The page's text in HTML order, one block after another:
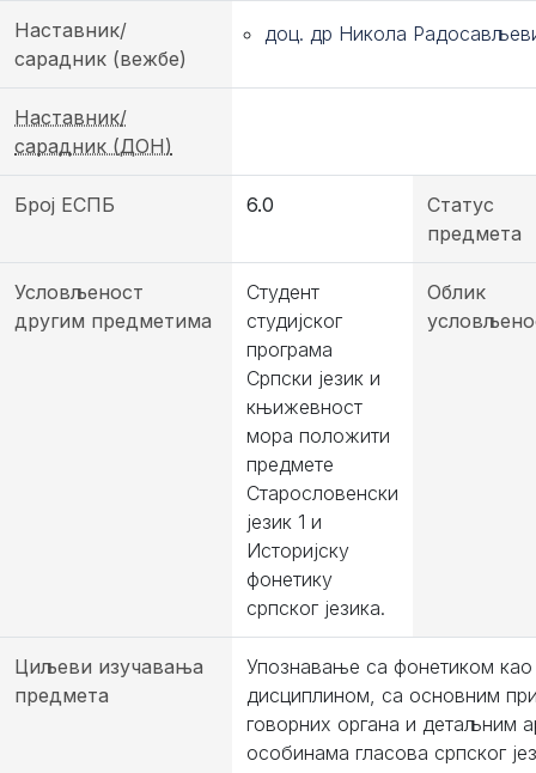
Наставник/
сарадник (вежбе)
доц. др Никола
Наставник/
сарадник (ДОН)
Број ЕСПБ 6.0
Статус
предмета
Условљеност
другим предметима
Студент
студијског
програма
Српски језик и
књижевност
мора положити
предмете
Старословенски
језик 1 и
Историјску
фонетику
српског језика.
Облик
Циљеви изучавања
предмета
Упознавање са фонетиком као
дисциплином, са основним
говорних органа и детаљним
особинама гласова српског